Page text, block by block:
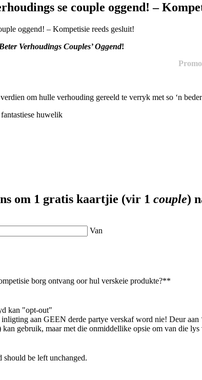
se couple oggend! –
Beter Verhoudings Couples’ Oggend!
om hulle verhouding gereeld te verryk met so ‘n
huwelik
om 1 gratis kaartjie (vir 1 couple)
Van
borg ontvang oor hul verskeie produkte?**
kan "opt-out"
aan GEEN derde partye verskaf word nie! Deur
gebruik, maar met die onmiddellike opsie om van die
be left unchanged.